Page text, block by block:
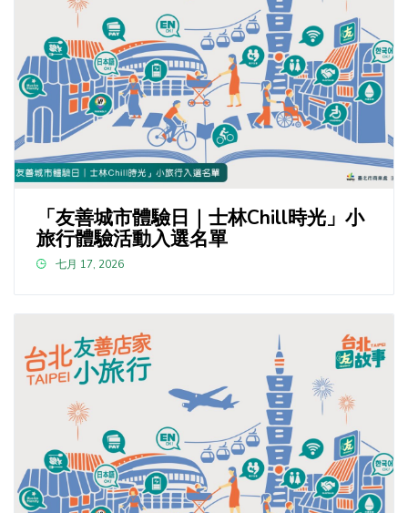
「友善城市體驗日｜士林Chill時光」小
旅行體驗活動入選名單
七月 17, 2026